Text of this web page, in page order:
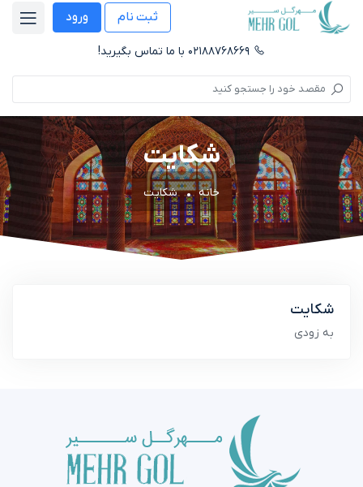
ثبت نام ورود
۰۲۱۸۸۷۶۸۶۶۹ با ما تماس بگیرید!
شکایت
خانه شکایت
شکایت
به زودی